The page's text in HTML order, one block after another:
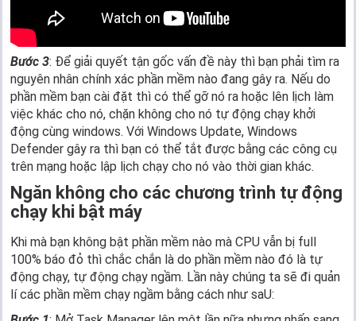
Bước 3: Để giải quyết tận gốc vấn đề này thì bạn phải tìm ra
nguyên nhân chính xác phần mềm nào đang gây ra. Nếu do
phần mềm bạn cài đặt thì có thể gỡ nó ra hoặc lên lịch làm
việc khác cho nó, chặn không cho nó tự động chạy khởi
động cùng windows. Với Windows Update, Windows
Defender gây ra thì bạn có thể tắt được bằng các công cụ
trên mạng hoặc lập lịch chạy cho nó vào thời gian khác.
Ngăn không cho các chương trình tự động
chạy khi bật máy
Khi mà bạn không bật phần mềm nào mà CPU vẫn bị full
100% báo đỏ thì chắc chắn là do phần mềm nào đó là tự
động chạy, tự động chạy ngầm. Lần này chúng ta sẽ đi quản
lí các phần mềm chạy ngầm bằng cách như saU: